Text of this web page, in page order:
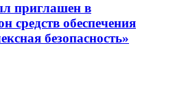
приглашен в
средств обеспечения
безопасность»